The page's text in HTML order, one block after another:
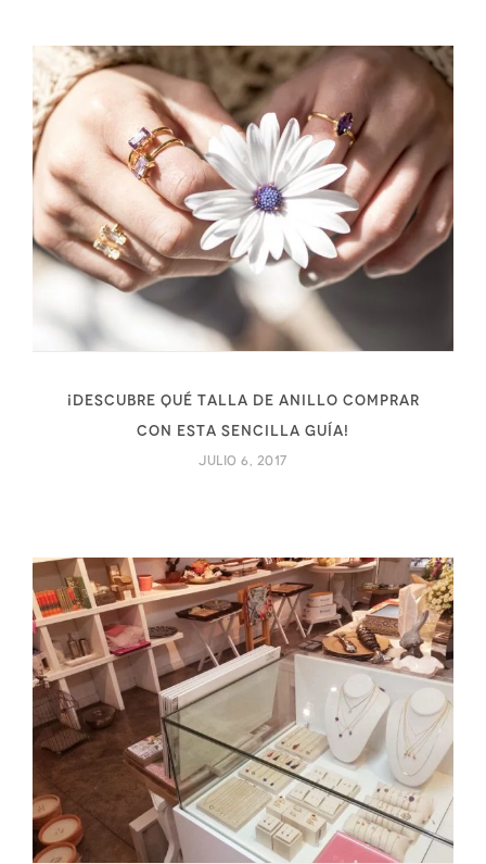
¡Descubre qué talla de anillo comprar
con esta sencilla guía!
julio 6, 2017